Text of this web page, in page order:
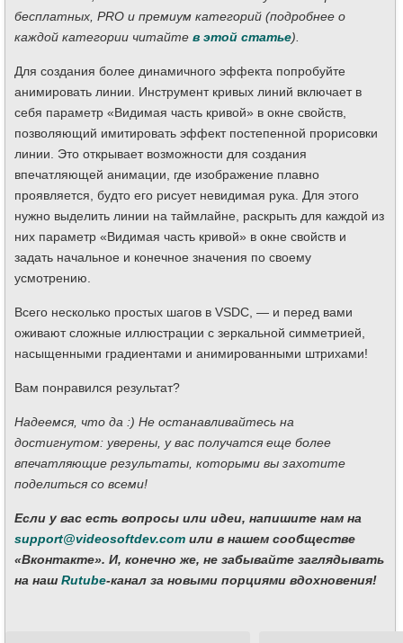
бесплатных, PRO и премиум категорий (подробнее о
каждой категории читайте в этой статье).
Для создания более динамичного эффекта попробуйте
анимировать линии. Инструмент кривых линий включает в
себя параметр «Видимая часть кривой» в окне свойств,
позволяющий имитировать эффект постепенной прорисовки
линии. Это открывает возможности для создания
впечатляющей анимации, где изображение плавно
проявляется, будто его рисует невидимая рука. Для этого
нужно выделить линии на таймлайне, раскрыть для каждой из
них параметр «Видимая часть кривой» в окне свойств и
задать начальное и конечное значения по своему
усмотрению.
Всего несколько простых шагов в VSDC, — и перед вами
оживают сложные иллюстрации с зеркальной симметрией,
насыщенными градиентами и анимированными штрихами!
Вам понравился результат?
Надеемся, что да :) Не останавливайтесь на
достигнутом: уверены, у вас получатся еще более
впечатляющие результаты, которыми вы захотите
поделиться со всеми!
Если у вас есть вопросы или идеи, напишите нам на
support@videosoftdev.com или в нашем сообществе
«Вконтакте». И, конечно же, не забывайте заглядывать
на наш Rutube-канал за новыми порциями вдохновения!